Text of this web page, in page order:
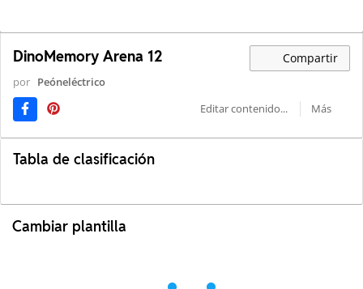
DinoMemory Arena 12 Compartir
por Peóneléctrico
Editar contenido...
Más
Tabla de clasificación
Cambiar plantilla